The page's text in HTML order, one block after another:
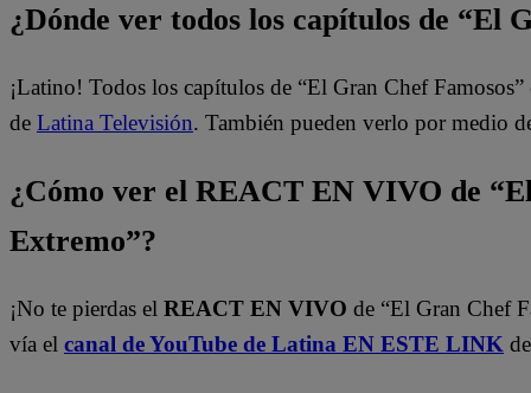
¿Dónde ver todos los capítulos de “El
¡Latino! Todos los capítulos de “El Gran Chef
de Latina Televisión. También pueden verlo por medio
¿Cómo ver el REACT EN VIVO de
Extremo”?
¡No te pierdas el REACT EN VIVO de “El Gran Chef
vía el canal de YouTube de Latina EN ESTE LINK